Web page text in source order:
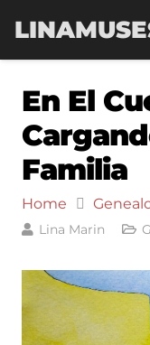
En El
Familia
Home
Lina Marin